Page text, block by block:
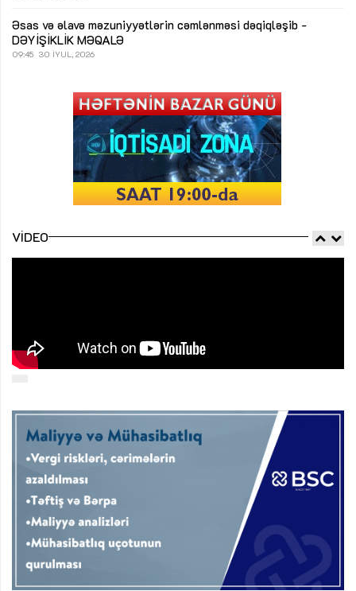
Əsas və əlavə məzuniyyətlərin cəmlənməsi dəqiqləşib -
DƏYİŞİKLİK MƏQALƏ
09:45 30 İYUL, 2026
VIDEO